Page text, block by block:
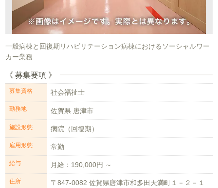
一般病棟と回復期リハビリテーション病棟におけるソーシャルワー
カー業務
《 募集要項 》
募集資格 社会福祉士
勤務地 佐賀県 唐津市
施設形態 病院（回復期）
雇用形態 常勤
給与 月給：190,000円 ～
住所 〒847-0082 佐賀県唐津市和多田天満町１－２－１